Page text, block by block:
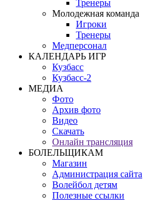
Тренеры
Молодежная команда
Игроки
Тренеры
Медперсонал
КАЛЕНДАРЬ ИГР
Кузбасс
Кузбасс-2
МЕДИА
Фото
Архив фото
Видео
Скачать
Онлайн трансляция
БОЛЕЛЬЩИКАМ
Магазин
Администрация сайта
Волейбол детям
Полезные ссылки